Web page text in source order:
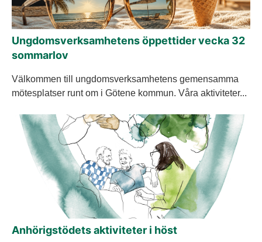
Ungdomsverksamhetens öppettider vecka 32
sommarlov
Välkommen till ungdomsverksamhetens gemensamma
mötesplatser runt om i Götene kommun. Våra aktiviteter...
Anhörigstödets aktiviteter i höst